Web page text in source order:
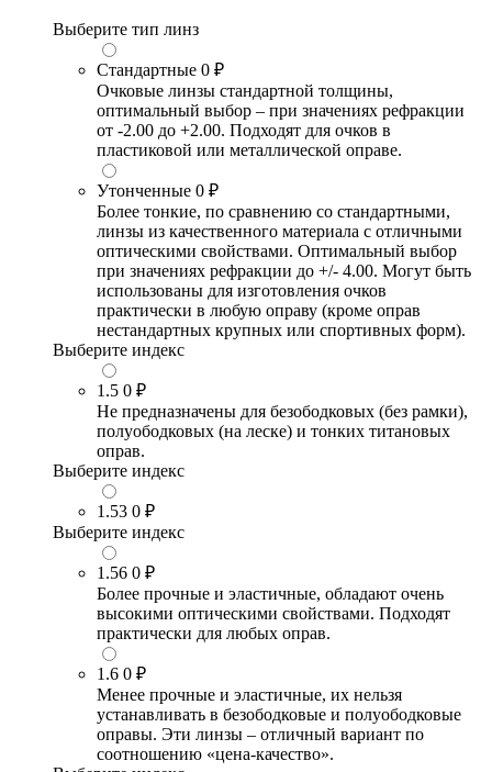
Выберите тип линз
Стандартные 0 ₽
Очковые линзы стандартной толщины,
оптимальный выбор – при значениях рефракции
от -2.00 до +2.00. Подходят для очков в
пластиковой или металлической оправе.
Утонченные 0 ₽
Более тонкие, по сравнению со стандартными,
линзы из качественного материала с отличными
оптическими свойствами. Оптимальный выбор
при значениях рефракции до +/- 4.00. Могут быть
использованы для изготовления очков
практически в любую оправу (кроме оправ
нестандартных крупных или спортивных форм).
Выберите индекс
1.5 0 ₽
Не предназначены для безободковых (без рамки),
полуободковых (на леске) и тонких титановых
оправ.
Выберите индекс
1.53 0 ₽
Выберите индекс
1.56 0 ₽
Более прочные и эластичные, обладают очень
высокими оптическими свойствами. Подходят
практически для любых оправ.
1.6 0 ₽
Менее прочные и эластичные, их нельзя
устанавливать в безободковые и полуободковые
оправы. Эти линзы – отличный вариант по
соотношению «цена-качество».